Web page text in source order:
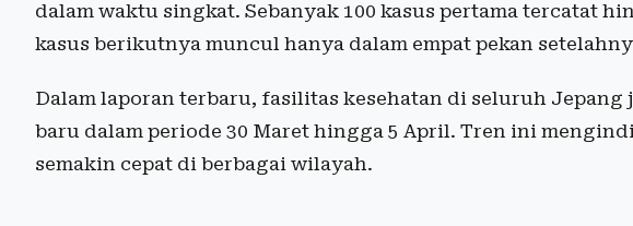
dalam waktu singkat. Sebanyak 100 kasus pertama tercatat
kasus berikutnya muncul hanya dalam empat pekan
Dalam laporan terbaru, fasilitas kesehatan di seluruh Jepang
baru dalam periode 30 Maret hingga 5 April. Tren ini
semakin cepat di berbagai wilayah.